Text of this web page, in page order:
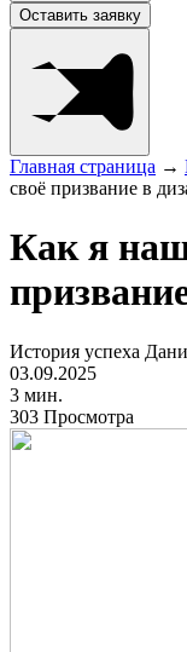
Оставить заявку
Главная страница →
своё призвание в
Как я
История успеха
03.09.2025
3 мин.
303 Просмотра